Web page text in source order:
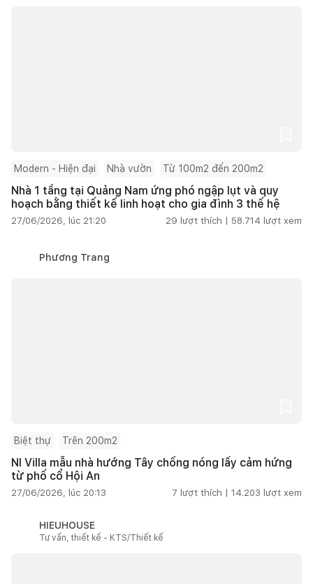
Modern - Hiện đại Nhà vườn Từ 100m2 đến 200m2
Nhà 1 tầng tại Quảng Nam ứng phó ngập lụt và quy
hoạch bằng thiết kế linh hoạt cho gia đình 3 thế hệ
27/06/2026, lúc 21:20 29 lượt thích | 58.714 lượt xem
Phương Trang
Biệt thự Trên 200m2
NI Villa mẫu nhà hướng Tây chống nóng lấy cảm hứng
từ phố cổ Hội An
27/06/2026, lúc 20:13 7 lượt thích | 14.203 lượt xem
HIEUHOUSE
Tư vấn, thiết kế - KTS/Thiết kế